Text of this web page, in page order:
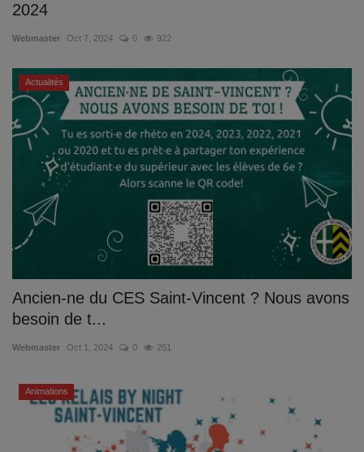
2024
Webmaster Oct 7, 2024 0 922
Actualités
Ancien-ne du CES Saint-Vincent ? Nous avons
besoin de t...
Webmaster Oct 1, 2024 0 251
Animations